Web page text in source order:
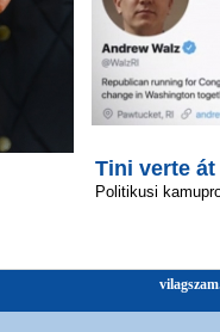
Tini verte
Politikusi